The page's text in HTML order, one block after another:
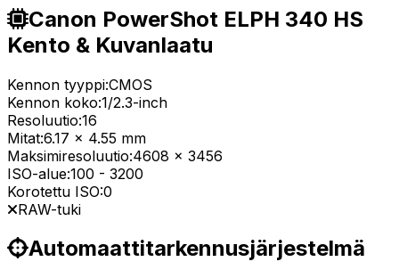
Canon PowerShot ELPH 340 HS
Kento & Kuvanlaatu
Kennon tyyppi:CMOS
Kennon koko:1/2.3-inch
Resoluutio:16
Mitat:6.17 x 4.55 mm
Maksimiresoluutio:4608 x 3456
ISO-alue:100 - 3200
Korotettu ISO:0
RAW-tuki
Automaattitarkennusjärjestelmä